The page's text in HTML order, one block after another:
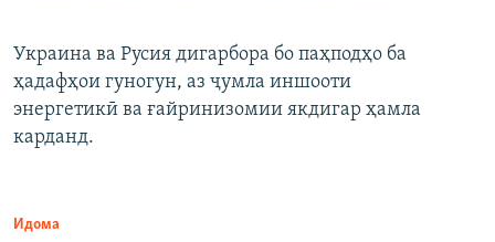
Украина ва Русия дигарбора бо паҳподҳо ба
ҳадафҳои гуногун, аз ҷумла иншооти
энергетикӣ ва ғайринизомии якдигар ҳамла
карданд.
Идома